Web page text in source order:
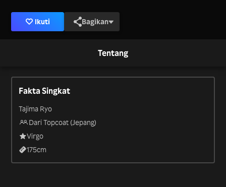
Ikuti Bagikan
Tentang
Fakta Singkat
Tajima Ryo
Dari Topcoat (Jepang)
Virgo
175cm